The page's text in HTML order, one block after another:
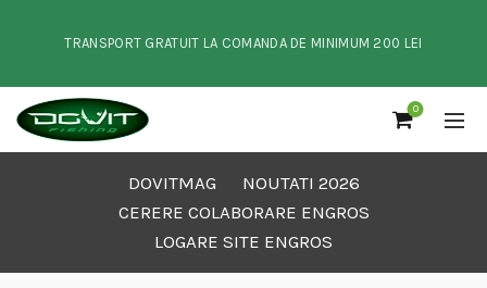
TRANSPORT GRATUIT LA COMANDA DE MINIMUM 200 LEI
0
DOVITMAG
NOUTATI 2026
CERERE COLABORARE ENGROS
LOGARE SITE ENGROS